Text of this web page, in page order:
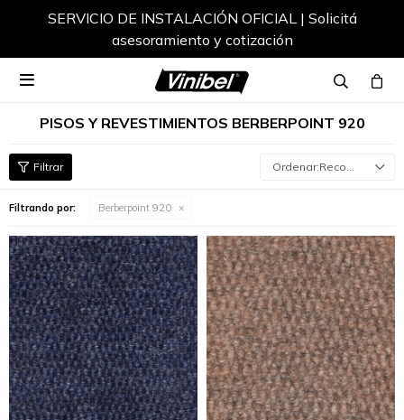
SERVICIO DE INSTALACIÓN OFICIAL | Solicitá
asesoramiento y cotización

PISOS Y REVESTIMIENTOS BERBERPOINT 920
Recomendados
Filtrando por: Berberpoint 920